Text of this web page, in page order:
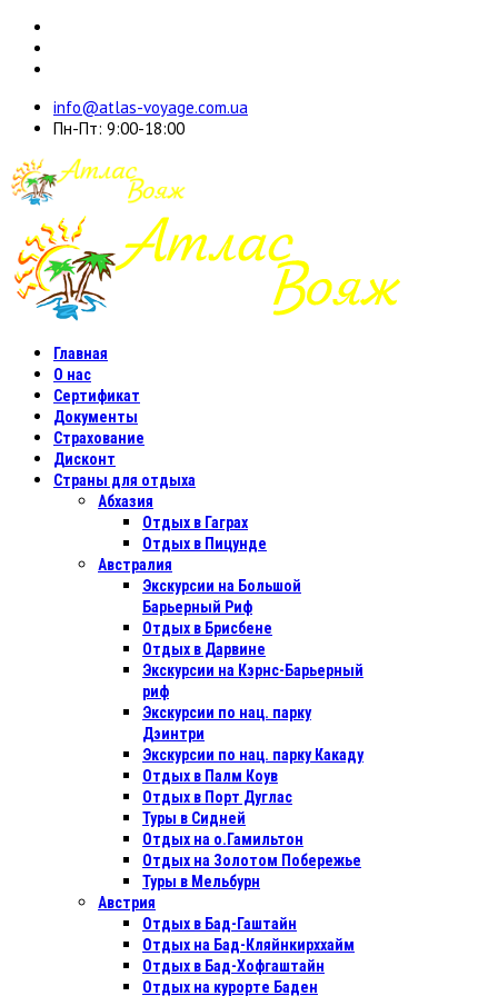
info@atlas-voyage.com.ua
Пн-Пт: 9:00-18:00
Главная
О нас
Сертификат
Документы
Страхование
Дисконт
Страны для отдыха
Абхазия
Отдых в Гаграх
Отдых в Пицунде
Австралия
Экскурсии на Большой
Барьерный Риф
Отдых в Бриcбене
Отдых в Дарвине
Экскурсии на Кэрнс-Барьерный
риф
Экскурсии по нац. парку
Дэинтри
Экскурсии по нац. парку Какаду
Отдых в Палм Коув
Отдых в Порт Дуглас
Туры в Сидней
Отдых на о.Гамильтон
Отдых на Золотом Побережье
Туры в Мельбурн
Австрия
Отдых в Бад-Гаштайн
Отдых на Бад-Кляйнкирххайм
Отдых в Бад-Хофгаштайн
Отдых на курорте Баден